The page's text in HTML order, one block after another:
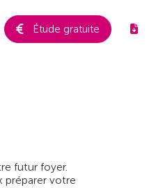
Étude gratuite
futur foyer.
préparer votre